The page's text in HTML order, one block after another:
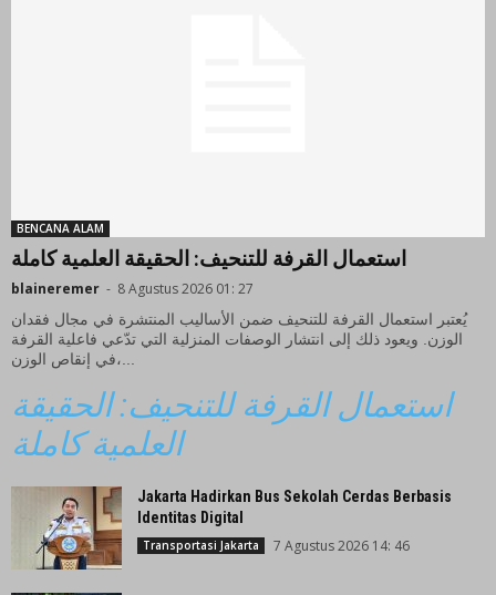
BENCANA ALAM
استعمال القرفة للتنحيف: الحقيقة العلمية كاملة
blaineremer - 8 Agustus 2026 01: 27
يُعتبر استعمال القرفة للتنحيف ضمن الأساليب المنتشرة في مجال فقدان
الوزن. ويعود ذلك إلى انتشار الوصفات المنزلية التي تدّعي فاعلية القرفة
في إنقاص الوزن،...
استعمال القرفة للتنحيف: الحقيقة
العلمية كاملة
Jakarta Hadirkan Bus Sekolah Cerdas Berbasis
Identitas Digital
Transportasi Jakarta 7 Agustus 2026 14: 46